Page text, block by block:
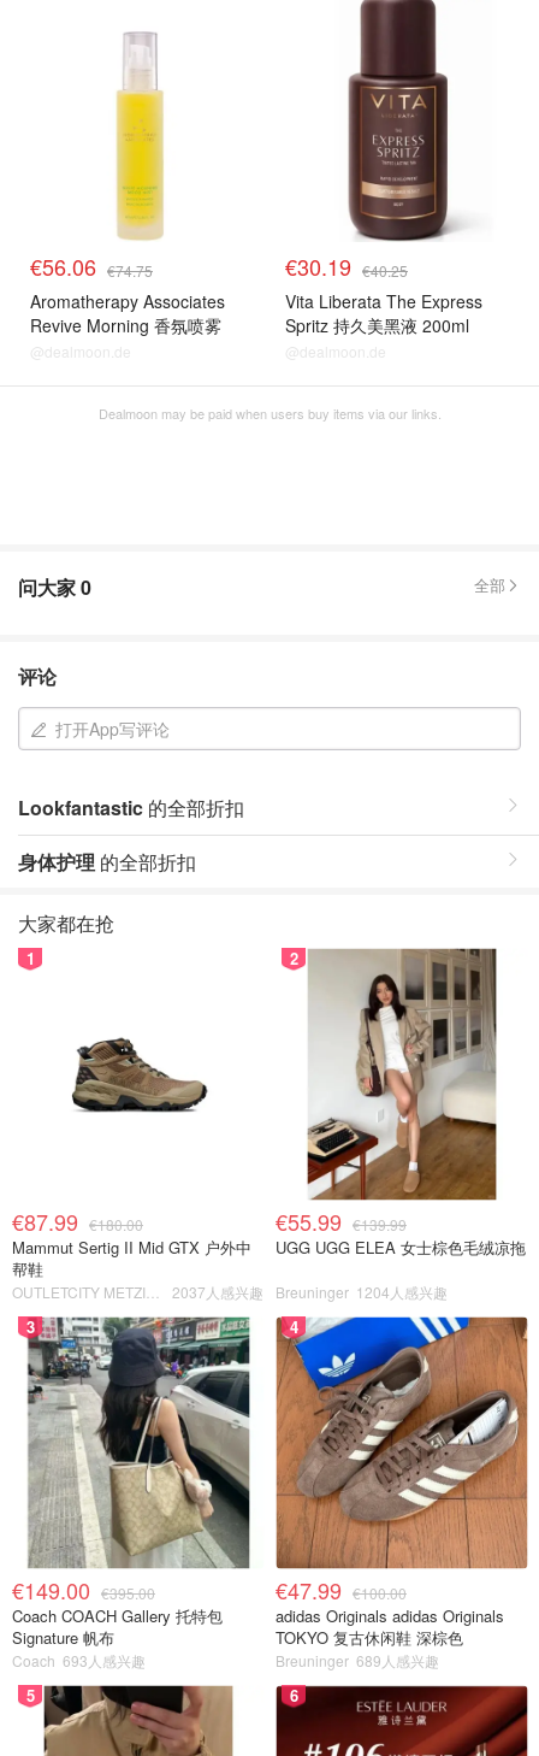
€56.06 €74.75
Aromatherapy Associates
Revive Morning 香氛喷雾
100ml
@dealmoon.de
€30.19 €40.25
Vita Liberata The Express
Spritz 持久美黑液 200ml
@dealmoon.de
Dealmoon may be paid when users buy items via our links.
问大家0 全部
评论
打开App写评论
Lookfantastic 的全部折扣
身体护理 的全部折扣
大家都在抢
1
€87.99 €180.00
Mammut Sertig II Mid GTX 户外中
帮鞋
2037人感兴趣
2
€55.99 €139.99
UGG UGG ELEA 女士棕色毛绒凉拖
Breuninger 1204人感兴趣
3
€149.00 €395.00
Coach COACH Gallery 托特包
Signature 帆布
Coach 693人感兴趣
4
€47.99 €100.00
adidas Originals adidas Originals
TOKYO 复古休闲鞋 深棕色
Breuninger 689人感兴趣
5 6